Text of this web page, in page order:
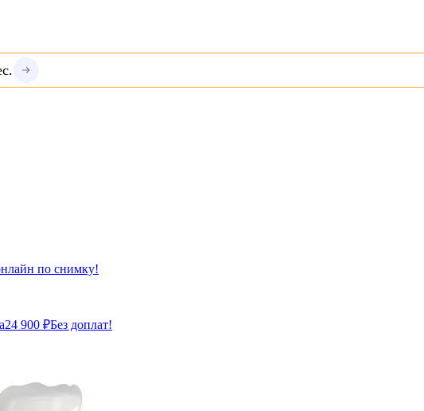
по снимку!
24 900 ₽Без доплат!